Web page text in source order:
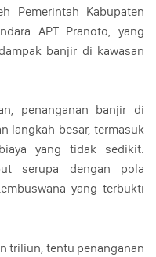
Pemerintah Kabupaten
APT Pranoto, yang
banjir di kawasan
penanganan banjir di
langkah besar, termasuk
yang tidak sedikit.
serupa dengan pola
yang terbukti
triliun, tentu penanganan